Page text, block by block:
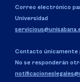
Correo electrónico
Universidad
Contacto únicamente
No se responderán